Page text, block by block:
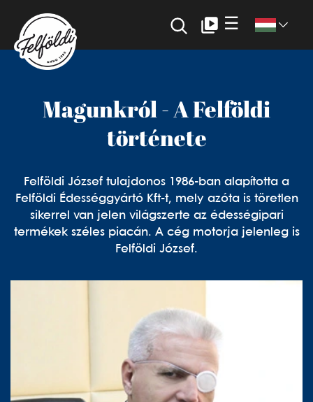
☰
Magunkról - A Felföldi
története
Felföldi József tulajdonos 1986-ban alapította a
Felföldi Édességgyártó Kft-t, mely azóta is töretlen
sikerrel van jelen világszerte az édességipari
termékek széles piacán. A cég motorja jelenleg is
Felföldi József.